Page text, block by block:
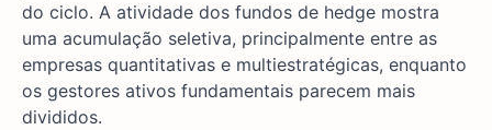
do ciclo. A atividade dos fundos de hedge mostra
uma acumulação seletiva, principalmente entre as
empresas quantitativas e multiestratégicas, enquanto
os gestores ativos fundamentais parecem mais
divididos.